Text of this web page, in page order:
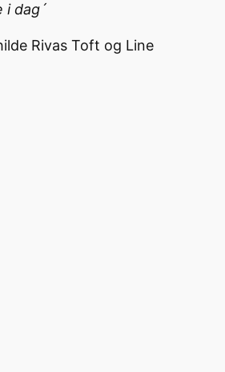
i dag´
Rivas Toft og Line